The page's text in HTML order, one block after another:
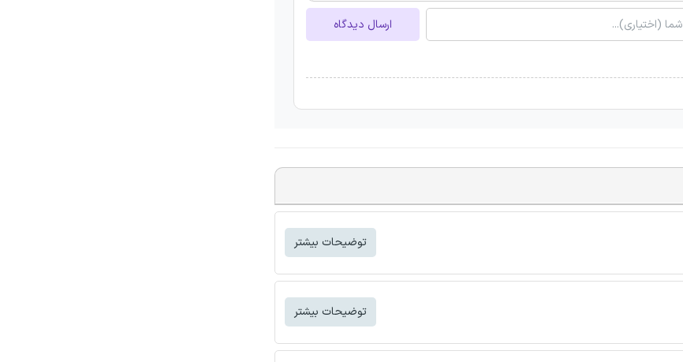
ارسال دیدگاه
توضیحات بیشتر
توضیحات بیشتر